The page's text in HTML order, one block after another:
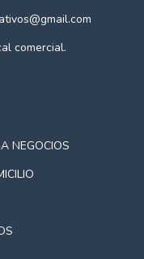
comercial.
NEGOCIOS